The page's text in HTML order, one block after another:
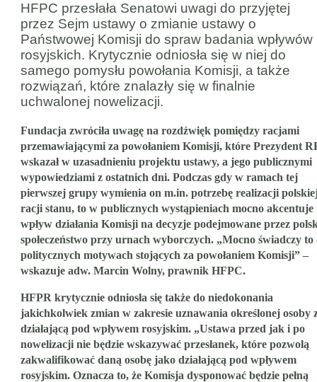
HFPC przesłała Senatowi uwagi do przyjętej
przez Sejm ustawy o zmianie ustawy o
Państwowej Komisji do spraw badania wpływów
rosyjskich. Krytycznie odniosła się w niej do
samego pomysłu powołania Komisji, a także
rozwiązań, które znalazły się w finalnie
uchwalonej nowelizacji.
Fundacja zwróciła uwagę na rozdźwięk pomiędzy racjami
przemawiającymi za powołaniem Komisji, które Prezydent
wskazał w uzasadnieniu projektu ustawy, a jego publicznymi
wypowiedziami z ostatnich dni. Podczas gdy w ramach tej
pierwszej grupy wymienia on m.in. potrzebę realizacji
racji stanu, to w publicznych wystąpieniach mocno akcentuje
wpływ działania Komisji na decyzje podejmowane przez
społeczeństwo przy urnach wyborczych. „Mocno świadczy to
politycznych motywach stojących za powołaniem Komisji” –
wskazuje adw. Marcin Wolny, prawnik HFPC.
HFPR krytycznie odniosła się także do niedokonania
jakichkolwiek zmian w zakresie uznawania określonej osoby
działającą pod wpływem rosyjskim. „Ustawa przed jak i po
nowelizacji nie będzie wskazywać przesłanek, które pozwolą
zakwalifikować daną osobę jako działającą pod wpływem
rosyjskim. Oznacza to, że Komisja dysponować będzie pełną